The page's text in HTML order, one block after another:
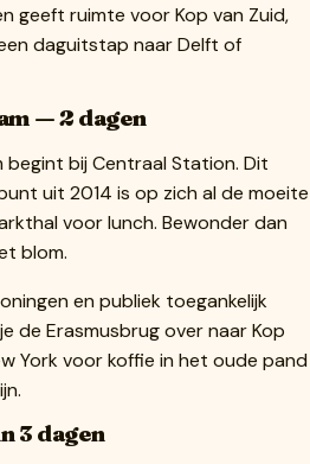
geeft ruimte voor Kop van Zuid,
daguitstap naar Delft of
— 2 dagen
bij Centraal Station. Dit
uit 2014 is op zich al de moeite
voor lunch. Bewonder dan
blom.
en publiek toegankelijk
de Erasmusbrug over naar Kop
York voor koffie in het oude pand
3 dagen